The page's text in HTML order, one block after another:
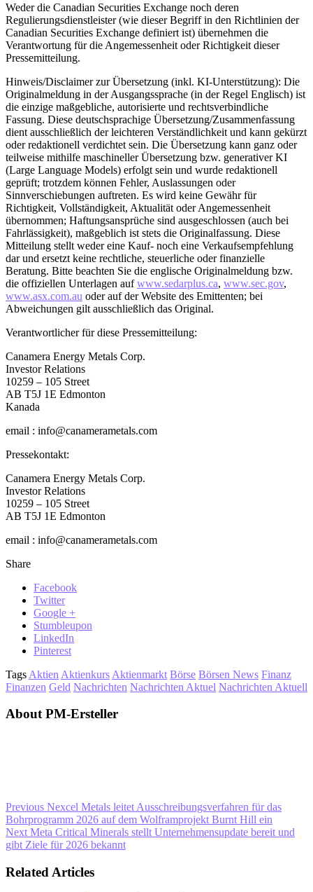
Weder die Canadian Securities Exchange noch deren
Regulierungsdienstleister (wie dieser Begriff in den Richtlinien der
Canadian Securities Exchange definiert ist) übernehmen die
Verantwortung für die Angemessenheit oder Richtigkeit dieser
Pressemitteilung.
Hinweis/Disclaimer zur Übersetzung (inkl. KI-Unterstützung): Die
Originalmeldung in der Ausgangssprache (in der Regel Englisch) ist
die einzige maßgebliche, autorisierte und rechtsverbindliche
Fassung. Diese deutschsprachige Übersetzung/Zusammenfassung
dient ausschließlich der leichteren Verständlichkeit und kann gekürzt
oder redaktionell verdichtet sein. Die Übersetzung kann ganz oder
teilweise mithilfe maschineller Übersetzung bzw. generativer KI
(Large Language Models) erfolgt sein und wurde redaktionell
geprüft; trotzdem können Fehler, Auslassungen oder
Sinnverschiebungen auftreten. Es wird keine Gewähr für
Richtigkeit, Vollständigkeit, Aktualität oder Angemessenheit
übernommen; Haftungsansprüche sind ausgeschlossen (auch bei
Fahrlässigkeit), maßgeblich ist stets die Originalfassung. Diese
Mitteilung stellt weder eine Kauf- noch eine Verkaufsempfehlung
dar und ersetzt keine rechtliche, steuerliche oder finanzielle
Beratung. Bitte beachten Sie die englische Originalmeldung bzw.
die offiziellen Unterlagen aufwww.sedarplus.ca, www.sec.gov,
www.asx.com.au oder auf der Website des Emittenten; bei
Abweichungen gilt ausschließlich das Original.
Verantwortlicher für diese Pressemitteilung:
Canamera Energy Metals Corp.
Investor Relations
10259 – 105 Street
AB T5J 1E Edmonton
Kanada
email : info@canamerametals.com
Pressekontakt:
Canamera Energy Metals Corp.
Investor Relations
10259 – 105 Street
AB T5J 1E Edmonton
email : info@canamerametals.com
Share
Facebook
Twitter
Google +
Stumbleupon
LinkedIn
Pinterest
Tags Aktien Aktienkurs Aktienmarkt Börse Börsen News Finanz
Finanzen Geld Nachrichten Nachrichten Aktuel Nachrichten Aktuell
About PM-Ersteller
Previous Nexcel Metals leitet Ausschreibungsverfahren für das
Bohrprogramm 2026 auf dem Wolframprojekt Burnt Hill ein
Next Meta Critical Minerals stellt Unternehmensupdate bereit und
gibt Ziele für 2026 bekannt
Related Articles